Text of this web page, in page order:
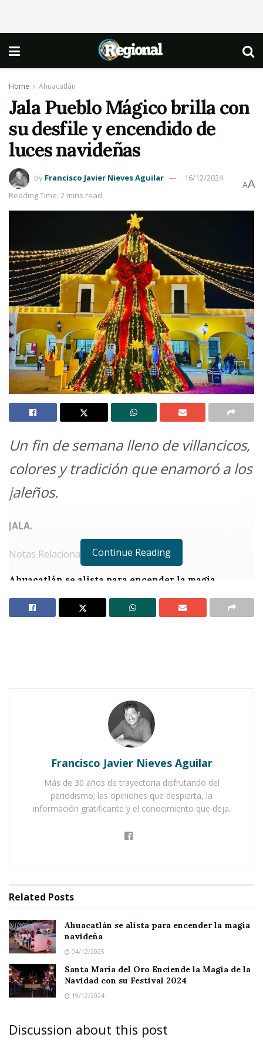
Home Ahuacatlán
Jala Pueblo Mágico brilla con
su desfile y encendido de
luces navideñas
by Francisco Javier Nieves Aguilar
16/12/2024
Reading Time: 2 mins read
AA
Un fin de semana lleno de villancicos,
colores y tradición que enamoró a los
jaleños.
JALA.
Notas Relacionadas
Ahuacatlán se alista para encender la magia
Santa María del Oro Enciende la Magia de la
donde sus habitantes disfrutaron de
un fin de semana inolvidable con el
encendido de luces
El desfile, que recorrió las principales calles del
poblado, reunió adecenas de
participantes que llenaron de alegría y color el
evento, acompañados de
Los coloresrojoyblanco
vida a una celebración que captó la atención y el
entusiasmo de toda la población.
Continue Reading
Francisco Javier Nieves Aguilar
Más de 30 años de trayectoria disfrutando del
periodismo; las opiniones que despierta, la
información gratificante y el conocimiento que deja.
Related Posts
Ahuacatlán se alista para encender la magia
navideña
04/12/2025
Santa María del Oro Enciende la Magia de la
Navidad con su Festival 2024
19/12/2024
Discussion about this post